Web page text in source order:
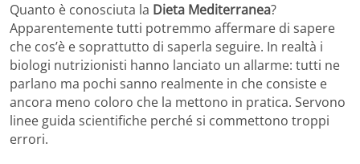
Quanto è conosciuta la Dieta Mediterranea?
Apparentemente tutti potremmo affermare di sapere
che cos’è e soprattutto di saperla seguire. In realtà i
biologi nutrizionisti hanno lanciato un allarme: tutti ne
parlano ma pochi sanno realmente in che consiste e
ancora meno coloro che la mettono in pratica. Servono
linee guida scientifiche perché si commettono troppi
errori.